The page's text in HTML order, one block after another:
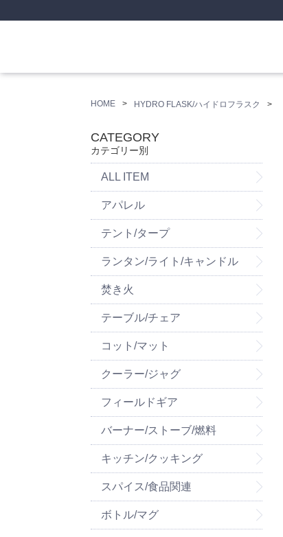
HOME HYDRO FLASK/ハイドロフラスク
CATEGORY
カテゴリー別
ALL ITEM
アパレル
テント/タープ
ランタン/ライト/キャンドル
焚き火
テーブル/チェア
コット/マット
クーラー/ジャグ
フィールドギア
バーナー/ストーブ/燃料
キッチン/クッキング
スパイス/食品関連
ボトル/マグ